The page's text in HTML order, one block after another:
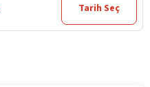
Tarih Seç